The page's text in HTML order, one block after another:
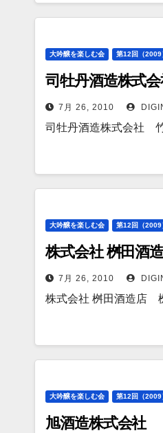
大吟醸を楽しむ会 第12回（2009
司牡丹酒造株式
7月 26, 2010
司牡丹酒造株式会社
大吟醸を楽しむ会 第12回（2009
株式会社 桝田酒
7月 26, 2010
株式会社 桝田酒造店
大吟醸を楽しむ会 第12回（2009
旭酒造株式会社